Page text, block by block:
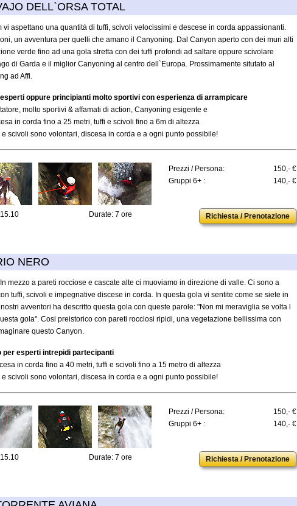
DELL`ORSA TOTAL
vi aspettano una quantitá di tuffi, scivoli velocissimi e descese in corda appassionanti.
un avventura per quelli che amano il Canyoning. Dal Canyon aperto con dei muri alti
verde fino ad una gola stretta con dei tuffi profondi ad saltare oppure scivolare
di Garda e il miglior Canyoning al centro dell`Europa. Prossimamente situtato al
ad Affi.
esperti oppure principianti molto sportivi con esperienza di arrampicare
molto sportivi & affamati di action, Canyoning esigente e
in corda fino a 25 metri, tuffi e scivoli fino a 6m di altezza
e scivoli sono volontari, discesa in corda e a ogni punto possibile!
Prezzi / Persona:
150,- €
Gruppi 6+ :
140,- €
Durate: 7 ore Richiesta / Prenotazione
NERO
mezzo a pareti rocciose e cascate alte ci muoviamo in direzione di valle. Ci sono a
tuffi, scivoli e impegnative discese in corda. In questa gola vi sentite come se siete in
avventori ha descritto questa gola con queste parole: "Non mi meraviglia se volta l
gola". Cosi preistorico con pareti rocciosi ripidi, una vegetazione bellissima con
questo Canyon.
per esperti intrepidi partecipanti
in corda fino a 40 metri, tuffi e scivoli fino a 15 metro di altezza
e scivoli sono volontari, discesa in corda e a ogni punto possibile!
Prezzi / Persona:
150,- €
Gruppi 6+ :
140,- €
Durate: 7 ore Richiesta / Prenotazione